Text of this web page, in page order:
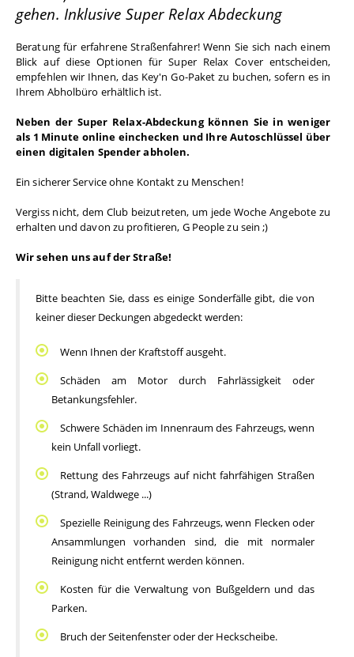
gehen. Inklusive Super Relax Abdeckung
Beratung für erfahrene Straßenfahrer! Wenn Sie sich nach einem
Blick auf diese Optionen für Super Relax Cover entscheiden,
empfehlen wir Ihnen, das Key'n Go-Paket zu buchen, sofern es in
Ihrem Abholbüro erhältlich ist.
Neben der Super Relax-Abdeckung können Sie in weniger
als 1 Minute online einchecken und Ihre Autoschlüssel über
einen digitalen Spender abholen.
Ein sicherer Service ohne Kontakt zu Menschen!
Vergiss nicht, dem Club beizutreten, um jede Woche Angebote zu
erhalten und davon zu profitieren, G People zu sein ;)
Wir sehen uns auf der Straße!
Bitte beachten Sie, dass es einige Sonderfälle gibt, die von
keiner dieser Deckungen abgedeckt werden:
Wenn Ihnen der Kraftstoff ausgeht.
Schäden am Motor durch Fahrlässigkeit oder
Betankungsfehler.
Schwere Schäden im Innenraum des Fahrzeugs, wenn
kein Unfall vorliegt.
Rettung des Fahrzeugs auf nicht fahrfähigen Straßen
(Strand, Waldwege ...)
Spezielle Reinigung des Fahrzeugs, wenn Flecken oder
Ansammlungen vorhanden sind, die mit normaler
Reinigung nicht entfernt werden können.
Kosten für die Verwaltung von Bußgeldern und das
Parken.
Bruch der Seitenfenster oder der Heckscheibe.